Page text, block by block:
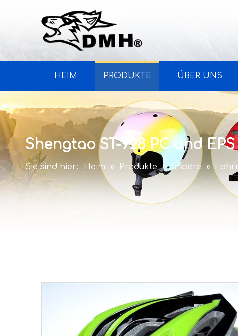
HEIM PRODUKTE ÜBER UNS
Shengtao ST-928 PC und
Sie sind hier: Heim » Produkte » andere »